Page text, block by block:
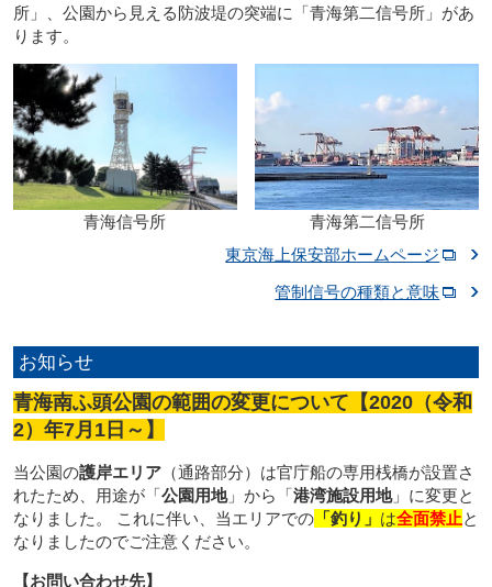
所」、公園から見える防波堤の突端に「青海第二信号所」があ
ります。
青海信号所
青海第二信号所
東京海上保安部ホームページ
管制信号の種類と意味
お知らせ
青海南ふ頭公園の範囲の変更について【2020（令和
2）年7月1日～】
当公園の護岸エリア（通路部分）は官庁船の専用桟橋が設置さ
れたため、用途が「公園用地」から「港湾施設用地」に変更と
なりました。 これに伴い、当エリアでの「釣り」 は全面禁止と
なりましたのでご注意ください。
【お問い合わせ先】